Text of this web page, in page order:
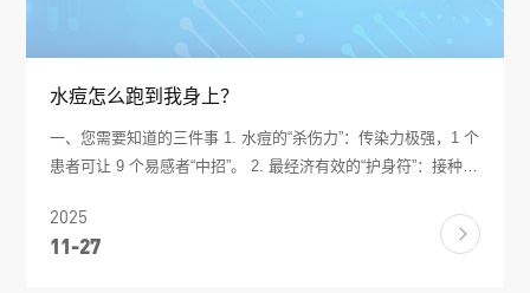
水痘怎么跑到我身上？
一、您需要知道的三件事 1. 水痘的“杀伤力”：传染力极强，1 个
患者可让 9 个易感者“中招”。 2. 最经济有效的“护身符”：接种 2
颗疱，可能留下终生疤痕，甚至引发脑炎、肺炎。 二、水痘是
怎么跑到我身上的? • 传播途径：患者说话、咳嗽的飞沫;破溃的
2025
11-27